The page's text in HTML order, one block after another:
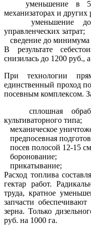
уменьшение в 5-7
механизаторах и других
уменьшение до
управленческих затрат;
сведение до минимума
В результате
снизилась до 1200 руб.,
При технологии
единственный проход
посевным комплексом.
сплошная
культиваторного типа;
механическое
предпосевная
посев полосой 12-15
боронование;
прикатывание;
Расход топлива
гектар работ.
труда, кратное
запчасти
зерна. Только
руб. на 1000 га.